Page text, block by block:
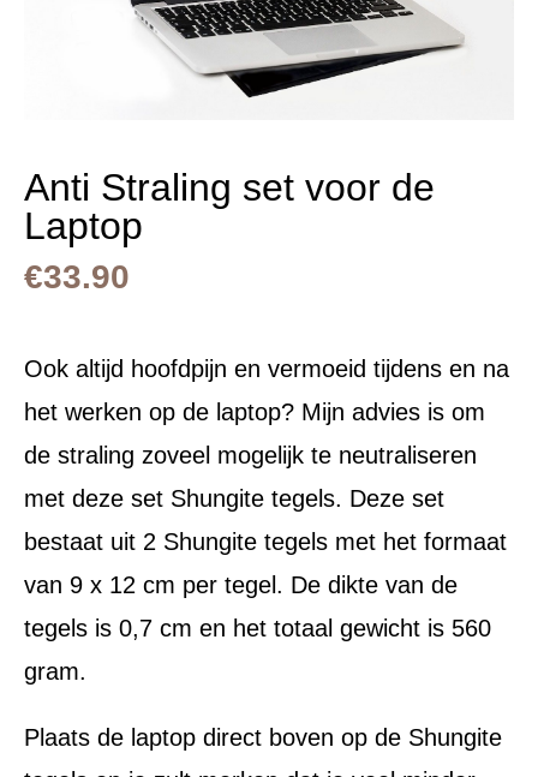
Anti Straling set voor de
Laptop
€33.90
Ook altijd hoofdpijn en vermoeid tijdens en na
het werken op de laptop? Mijn advies is om
de straling zoveel mogelijk te neutraliseren
met deze set Shungite tegels. Deze set
bestaat uit 2 Shungite tegels met het formaat
van 9 x 12 cm per tegel. De dikte van de
tegels is 0,7 cm en het totaal gewicht is 560
gram.
Plaats de laptop direct boven op de Shungite